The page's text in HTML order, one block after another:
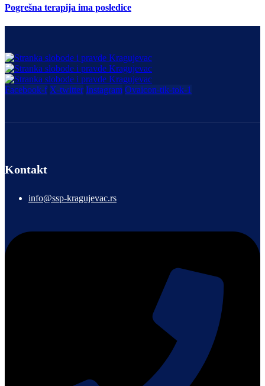
Pogrešna terapija ima posledice
Facebook-f X-twitter Instagram Ovaicon-tik-tok-1
Kontakt
info@ssp-kragujevac.rs